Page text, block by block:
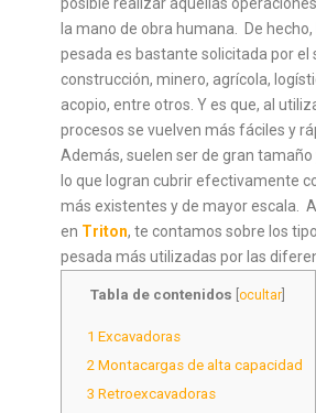
la mano de obra humana.
De
pesada es bastante solicitada por el
construcción, minero, agrícola,
acopio, entre otros. Y es que, al
procesos se vuelven más fáciles y
Además, suelen ser de gran
lo que logran cubrir efectivamente
más existentes y de mayor escala.
en Triton, te contamos sobre los
pesada más utilizadas por las
Tabla de contenidos [ocultar
1 Excavadoras
2 Montacargas de alta capacidad
3 Retroexcavadoras